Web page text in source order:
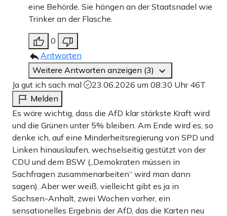
eine Behörde. Sie hängen an der Staatsnadel wie
Trinker an der Flasche.
0
Antworten
Weitere Antworten anzeigen (3)
Ja gut ich sach mal
23.06.2026 um 08:30 Uhr 46T
Melden
Es wäre wichtig, dass die AfD klar stärkste Kraft wird
und die Grünen unter 5% bleiben. Am Ende wird es, so
denke ich, auf eine Minderheitsregierung von SPD und
Linken hinauslaufen, wechselseitig gestützt von der
CDU und dem BSW („Demokraten müssen in
Sachfragen zusammenarbeiten“ wird man dann
sagen). Aber wer weiß, vielleicht gibt es ja in
Sachsen-Anhalt, zwei Wochen vorher, ein
sensationelles Ergebnis der AfD, das die Karten neu